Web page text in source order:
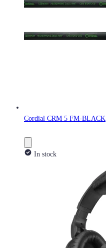
Cordial CRM 5 FM-BLACK
In stock